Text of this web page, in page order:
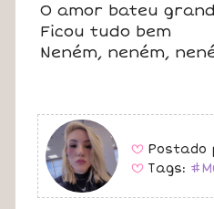
O amor bateu
Ficou tudo bem
Neném, neném,
B Postado
B Tags: